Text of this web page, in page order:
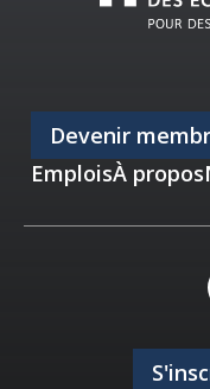
Devenir
EmploisÀ propos